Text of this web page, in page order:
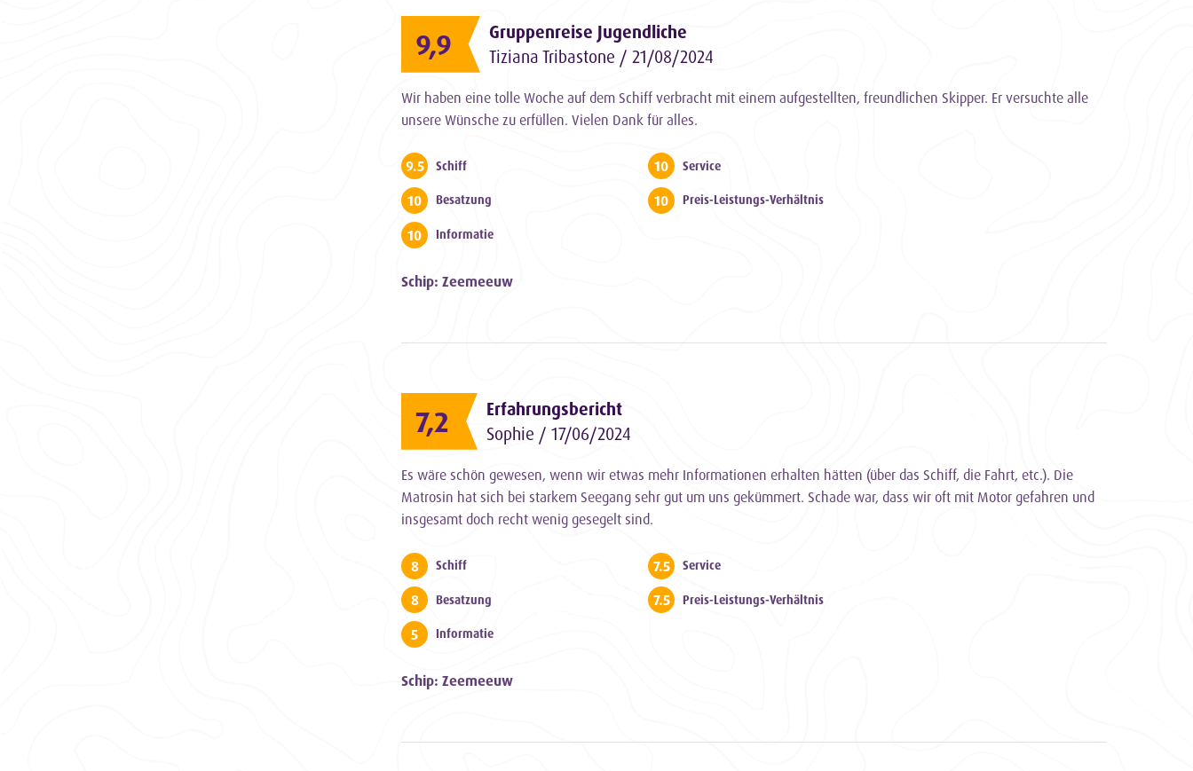
9,9
Gruppenreise Jugendliche
Tiziana Tribastone / 21/08/2024
Wir haben eine tolle Woche auf dem Schiff verbracht mit einem aufgestellten, freundlichen Skipper. Er versuchte alle
unsere Wünsche zu erfüllen. Vielen Dank für alles.
9.5 Schiff
10 Besatzung
10 Informatie
10 Service
10 Preis-Leistungs-Verhältnis
Schip: Zeemeeuw
7,2
Erfahrungsbericht
Sophie / 17/06/2024
Es wäre schön gewesen, wenn wir etwas mehr Informationen erhalten hätten (über das Schiff, die Fahrt, etc.). Die
Matrosin hat sich bei starkem Seegang sehr gut um uns gekümmert. Schade war, dass wir oft mit Motor gefahren und
insgesamt doch recht wenig gesegelt sind.
8 Schiff
8 Besatzung
5 Informatie
7.5 Service
7.5 Preis-Leistungs-Verhältnis
Schip: Zeemeeuw